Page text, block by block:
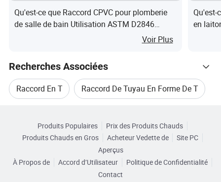
Qu'est-ce que Raccord CPVC pour plomberie
de salle de bain Utilisation ASTM D2846
Raccords de tuyau CPVC pour matériaux de
Voir Plus
Qu'est-
en
Recherches Associées
Raccord En T Raccord De Tuyau En Forme De T
Raccord En T De Soudure
Raccord En Té Réducteur À Coude
Parcourir par Catégories
Produits Populaires
Prix des Produits Chauds
Produits Chauds en Gros
Acheteur Vedette de
Site PC
Aperçus
À Propos de
Accord d’Utilisateur
Politique de Confidentialité
Contact